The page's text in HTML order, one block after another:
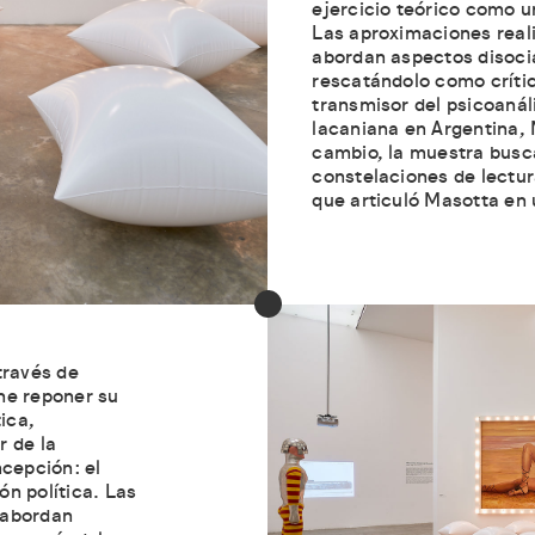
ejercicio teórico como
Las aproximaciones
abordan aspectos
rescatándolo como
transmisor del
lacaniana en Argentina,
cambio, la muestra
constelaciones de
que articuló Masotta
de
reponer su
de la
el
política. Las